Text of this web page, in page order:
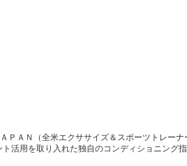
ＡＮ（全米エクササイズ＆スポーツトレー
活用を取り入れた独自のコンディショニング